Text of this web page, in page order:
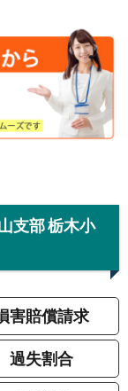
支部 栃木小
害賠償請求
過失割合